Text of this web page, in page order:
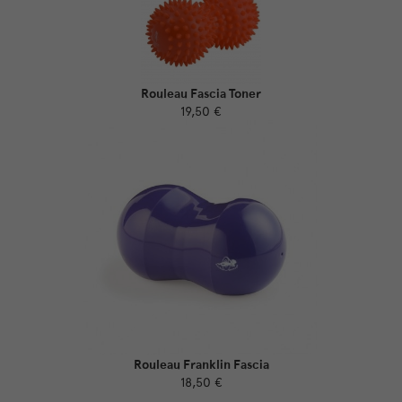
Rouleau Fascia Toner
19,50 €
Rouleau Franklin Fascia
18,50 €